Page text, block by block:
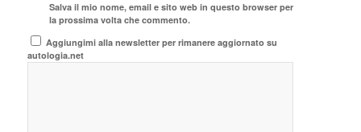
Salva il mio nome, email e sito web in questo browser per
la prossima volta che commento.
Aggiungimi alla newsletter per rimanere aggiornato su
autologia.net